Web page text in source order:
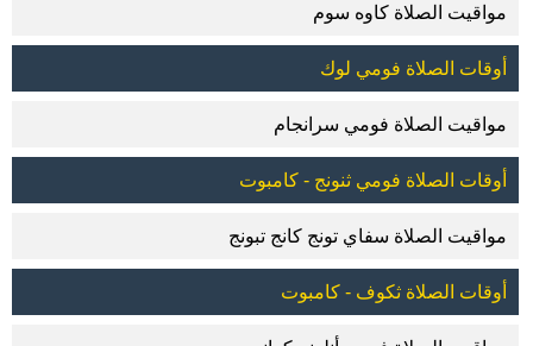
مواقيت الصلاة كاوه سوم
أوقات الصلاة فومي لوك
مواقيت الصلاة فومي سرانجام
أوقات الصلاة فومي ثنونج - كامبوت
مواقيت الصلاة سفاي تونج كانج تبونج
أوقات الصلاة ثكوف - كامبوت